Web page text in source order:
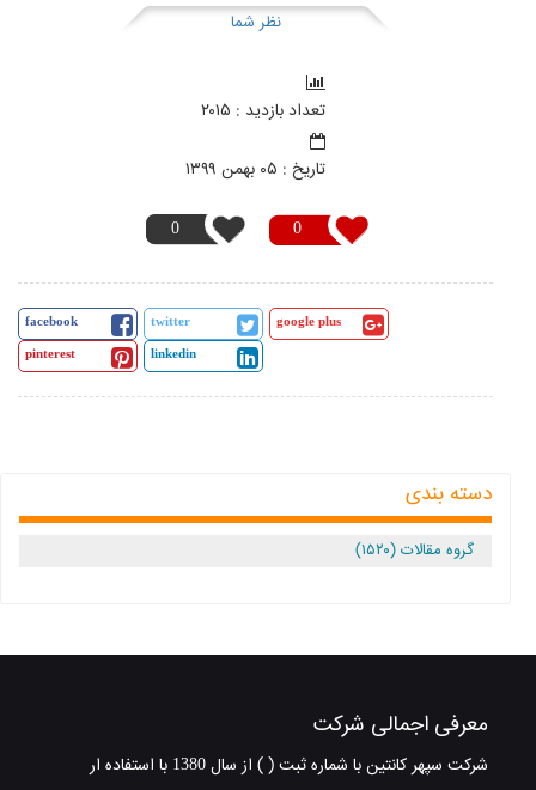
نظر شما
0
0
تعداد بازدید : ۲۰۱۵
تاريخ : ۰۵ بهمن ۱۳۹۹
facebook twitter
google plus
pinterest
linkedin
دسته بندی
گروه مقالات (۱۵۲۰)
معرفی اجمالی شرکت
شرکت سپهر کانتین با شماره ثبت ( ) از سال 1380 با استفاده ار